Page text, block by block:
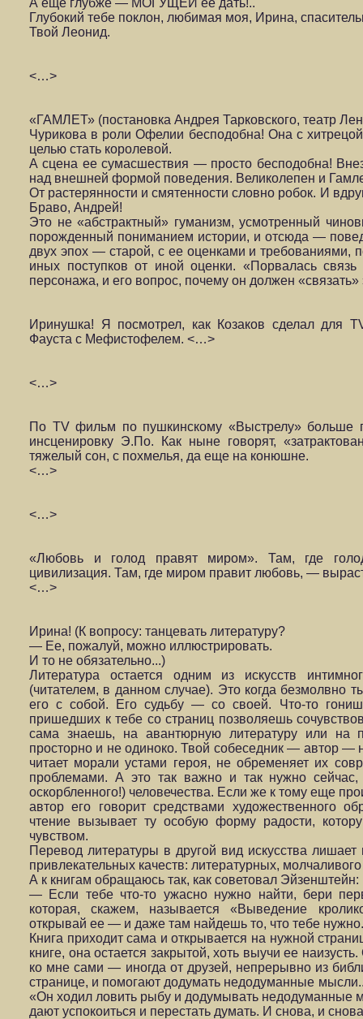
А еще глубже — МОГУЩЕЙ ее дать!..
Глубокий тебе поклон, любимая моя, Ирина,
Твой Леонид.
<…>
«ГАМЛЕТ» (постановка Андрея Тарковского, театр
Чурикова в роли Офелии бесподобна! Она с
целью стать королевой.
А сцена ее сумасшествия — просто бесподобна!
над внешней формой поведения. Великолепен и
От растерянности и смятенности словно робок. И
Браво, Андрей!
Это не «абстрактный» гуманизм, усмотренный
порожденный пониманием истории, и отсюда —
двух эпох — старой, с ее оцен­ками и требованиями,
иных по­ступков от иной оценки. «Порвалась
персонажа, и его вопрос, почему он должен
Иринушка! Я посмотрел, как Козаков сделал для
Фауста с Мефистофелем. <…>
<…>
По TV фильм по пушкинскому «Выстрелу» больше
инсценировку Э.По. Как ныне говорят,
тяжелый сон, с похмелья, да еще на конюшне.
<…>
<…>
«Любовь и голод правят миром». Там, где
цивилизация. Там, где миром правит любовь, —
<…>
Ирина! (К вопросу: танцевать литературу?
— Ее, пожалуй, можно иллюстрировать.
И то не обязательно...)
Литература остается одним из искусств
(читателем, в данном случае). Это когда безмолвно
его с собой. Его судьбу — со своей. Что-то
пришедших к тебе со страниц позволяешь
сама знаешь, на авантюрную литературу или
просторно и не одиноко. Твой собеседник — автор —
читает морали устами героя, не обременяет их
проблемами. А это так важно и так нужно
оскорбленного!) человечества. Если же к тому еще
автор его говорит средствами художественного
чтение вызывает ту особую форму радости,
чувством.
Перевод литературы в другой вид искусства
привлекательных качеств: литературных,
А к книгам обращаюсь так, как советовал Эйзенштейн:
— Если тебе что-то ужасно нужно найти, бери
которая, скажем, называется «Выведение
открывай ее — и даже там найдешь то, что тебе нужно.
Книга приходит сама и открывается на нужной
книге, она остается закрытой, хоть выучи ее
ко мне сами — иногда от друзей, непрерывно из
стра­нице, и помогают додумать недодуманные
«Он ходил ловить рыбу и додумывать
дают успокоиться и перестать думать. И снова, и